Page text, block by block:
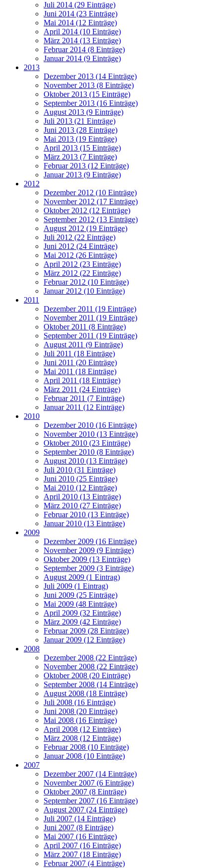
Juli 2014 (29 Einträge)
Juni 2014 (23 Einträge)
Mai 2014 (12 Einträge)
April 2014 (10 Einträge)
März 2014 (13 Einträge)
Februar 2014 (8 Einträge)
Januar 2014 (9 Einträge)
2013
Dezember 2013 (14 Einträge)
November 2013 (8 Einträge)
Oktober 2013 (15 Einträge)
September 2013 (16 Einträge)
August 2013 (9 Einträge)
Juli 2013 (21 Einträge)
Juni 2013 (28 Einträge)
Mai 2013 (19 Einträge)
April 2013 (15 Einträge)
März 2013 (7 Einträge)
Februar 2013 (12 Einträge)
Januar 2013 (9 Einträge)
2012
Dezember 2012 (10 Einträge)
November 2012 (17 Einträge)
Oktober 2012 (12 Einträge)
September 2012 (13 Einträge)
August 2012 (19 Einträge)
Juli 2012 (22 Einträge)
Juni 2012 (24 Einträge)
Mai 2012 (26 Einträge)
April 2012 (23 Einträge)
März 2012 (22 Einträge)
Februar 2012 (10 Einträge)
Januar 2012 (10 Einträge)
2011
Dezember 2011 (19 Einträge)
November 2011 (19 Einträge)
Oktober 2011 (8 Einträge)
September 2011 (19 Einträge)
August 2011 (9 Einträge)
Juli 2011 (18 Einträge)
Juni 2011 (20 Einträge)
Mai 2011 (18 Einträge)
April 2011 (18 Einträge)
März 2011 (24 Einträge)
Februar 2011 (7 Einträge)
Januar 2011 (12 Einträge)
2010
Dezember 2010 (16 Einträge)
November 2010 (13 Einträge)
Oktober 2010 (23 Einträge)
September 2010 (8 Einträge)
August 2010 (13 Einträge)
Juli 2010 (31 Einträge)
Juni 2010 (25 Einträge)
Mai 2010 (12 Einträge)
April 2010 (13 Einträge)
März 2010 (27 Einträge)
Februar 2010 (13 Einträge)
Januar 2010 (13 Einträge)
2009
Dezember 2009 (16 Einträge)
November 2009 (9 Einträge)
Oktober 2009 (13 Einträge)
September 2009 (3 Einträge)
August 2009 (1 Eintrag)
Juli 2009 (1 Eintrag)
Juni 2009 (25 Einträge)
Mai 2009 (48 Einträge)
April 2009 (32 Einträge)
März 2009 (42 Einträge)
Februar 2009 (28 Einträge)
Januar 2009 (12 Einträge)
2008
Dezember 2008 (22 Einträge)
November 2008 (22 Einträge)
Oktober 2008 (20 Einträge)
September 2008 (14 Einträge)
August 2008 (18 Einträge)
Juli 2008 (16 Einträge)
Juni 2008 (20 Einträge)
Mai 2008 (16 Einträge)
April 2008 (12 Einträge)
März 2008 (12 Einträge)
Februar 2008 (10 Einträge)
Januar 2008 (10 Einträge)
2007
Dezember 2007 (14 Einträge)
November 2007 (6 Einträge)
Oktober 2007 (8 Einträge)
September 2007 (16 Einträge)
August 2007 (24 Einträge)
Juli 2007 (14 Einträge)
Juni 2007 (8 Einträge)
Mai 2007 (16 Einträge)
April 2007 (16 Einträge)
März 2007 (18 Einträge)
Februar 2007 (4 Einträge)